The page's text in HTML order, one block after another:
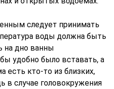
следует принимать
воды должна быть
на дно ванны
удобно было вставать, а
есть кто-то из близких,
в случае головокружения